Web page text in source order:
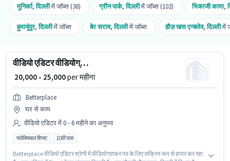
मुनिर्का,दिल्लीमें जॉब्स (38) ग्रीन पार्क,दिल्लीमें जॉब्स (102) भिकाजी कामा,
हुमायूंपुर,दिल्लीमें जॉब्स बेर सराय,दिल्लीमें जॉब्स हौज़ खस एन्क्लेव,दिल्लीमें
वीडियो एडिटर वीडियोग्राफर
₹ 20,000 - 25,000per महीना
Betterplace
घर से काम
वीडियो एडिटर में 0 - 6 महीने का अनुभव
फ्लेक्सिबल शिफ्ट 10वीं पास
Betterplace वीडियो एडिटर श्रेणी में वीडियोग्राफर पद के लिए सक्रिय रूप से हायर कर रहा